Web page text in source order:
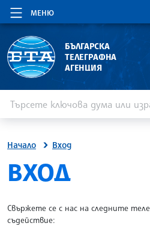
МЕНЮ
БЪЛГАРСКА
ТЕЛЕГРАФНА
АГЕНЦИЯ
Начало Вход
SITE.BTA
ВХОД
Свържете се с нас на следните
съдействие: